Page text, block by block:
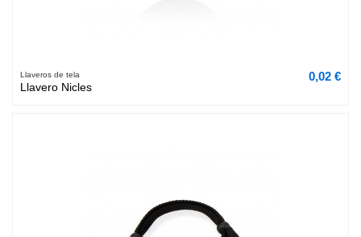
Llaveros de tela
Llavero Nicles
0,02 €